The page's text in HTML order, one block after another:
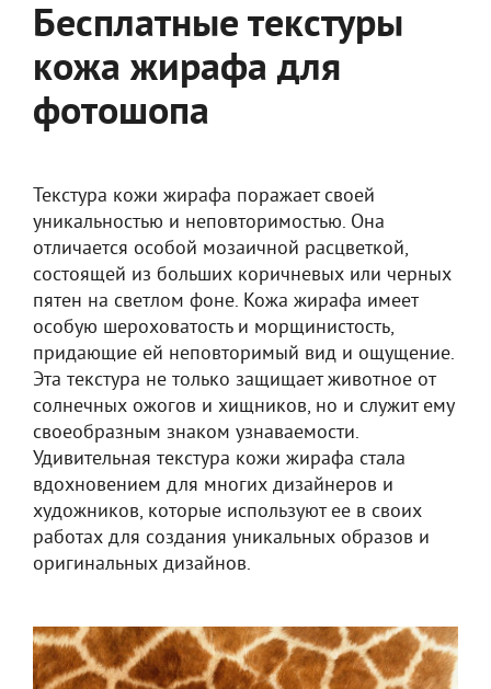
Бесплатные текстуры
кожа жирафа для
фотошопа
Текстура кожи жирафа поражает своей
уникальностью и неповторимостью. Она
отличается особой мозаичной расцветкой,
состоящей из больших коричневых или черных
пятен на светлом фоне. Кожа жирафа имеет
особую шероховатость и морщинистость,
придающие ей неповторимый вид и ощущение.
Эта текстура не только защищает животное от
солнечных ожогов и хищников, но и служит ему
своеобразным знаком узнаваемости.
Удивительная текстура кожи жирафа стала
вдохновением для многих дизайнеров и
художников, которые используют ее в своих
работах для создания уникальных образов и
оригинальных дизайнов.